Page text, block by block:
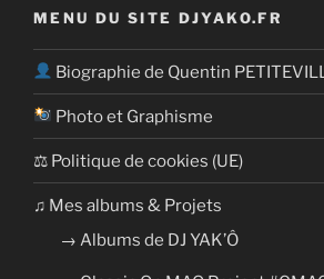
MENU DU SITE DJYAKO.FR
Biographie de Quentin
Photo et Graphisme
⚖ Politique de cookies (UE)
​​♫ Mes albums & Projets
→ Albums de DJ YAK’Ô